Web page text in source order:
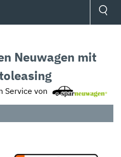
Neuwagen mit
Service von